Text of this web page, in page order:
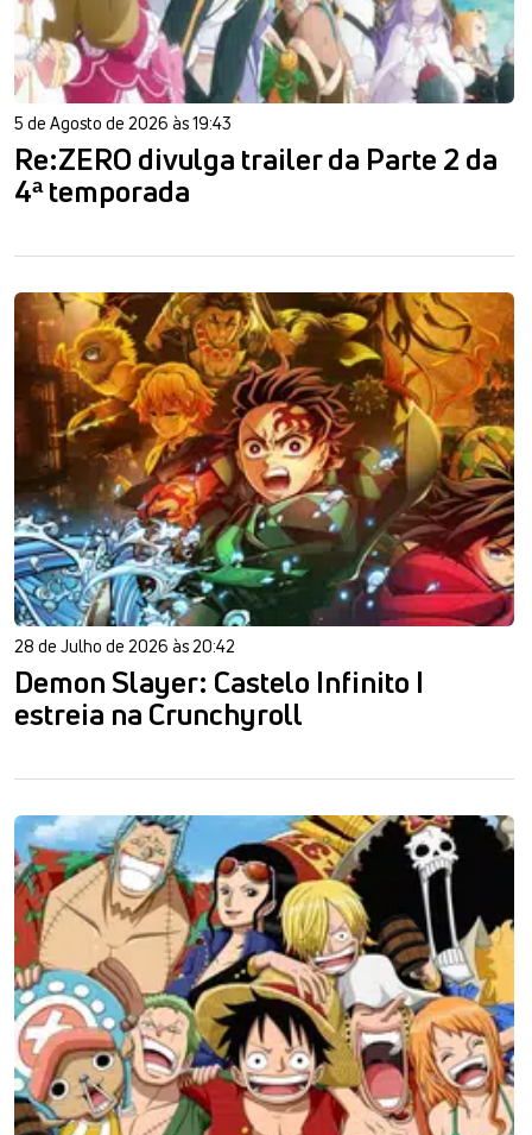
5 de Agosto de 2026 às 19:43
Re:ZERO divulga trailer da Parte 2 da
4ª temporada
28 de Julho de 2026 às 20:42
Demon Slayer: Castelo Infinito I
estreia na Crunchyroll